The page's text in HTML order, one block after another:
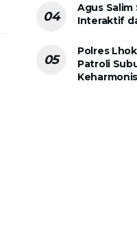
Agus Salim
Interaktif
Polres
Patroli